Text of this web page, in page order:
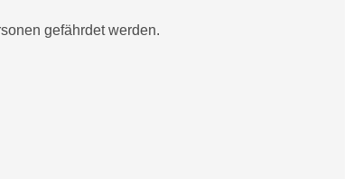
gefährdet werden.